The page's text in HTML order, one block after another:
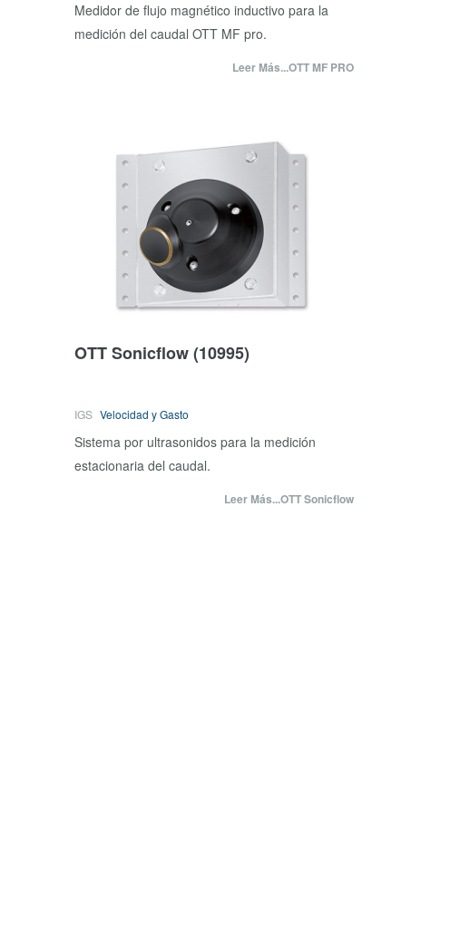
Medidor de flujo magnético inductivo para la
medición del caudal OTT MF pro.
Leer Más...OTT MF PRO
OTT Sonicflow(10995)
IGS Velocidad y Gasto
Sistema por ultrasonidos para la medición
estacionaria del caudal.
Leer Más...OTT Sonicflow